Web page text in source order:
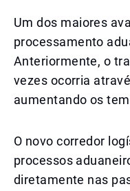
Um dos maiores
processamento
Anteriormente, o
vezes ocorria
aumentando os
O novo corredor
processos
diretamente nas